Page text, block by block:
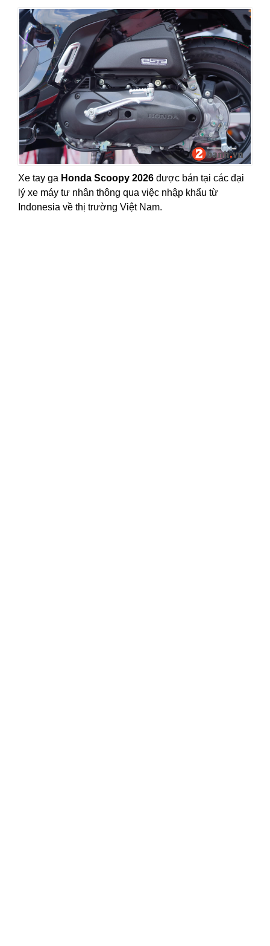
Xe tay ga Honda Scoopy 2026 được bán tại các đại
lý xe máy tư nhân thông qua việc nhập khẩu từ
Indonesia về thị trường Việt Nam.